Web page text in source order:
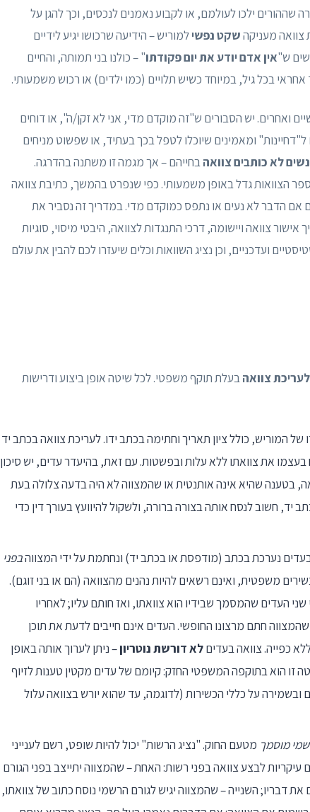
ילכו לעולמם, או לקבוע נאמנים לנכסים, וכך להגן על
צוואה מעניקהשקט נפשילמוריש – הידיעה שרכושו יגיע לידיים
ש"אין אדם יודע את יום פקודתו" – כולנו בני תמותה, והחיים
בכל גיל, במיוחד כשיש תלויים (כמו ילדים) או רכוש משמעותי.
ואחרים. יש הסבורים ש"זה מוקדם מדי, אני לא זקן/ה", או דוחים
ומאמינים שיוכלו לטפל בכך בעתיד, או שפשוט מניחים
לא כותבים צוואהבחייהם – אך מגמה זו משתנה בהדרגה.
הצוואות גדל באופן משמעותי. כפי שנפרט בהמשך, כתיבת צוואה
הדבר לא נעים או נתפס כמוקדם מדי. במדריך זה נסביר את
צוואה ויישומה, דרכי התנגדות לצוואה, היבטי מיסוי, סוגיות
ועדכניים, וכן נציג השוואות וכלים שיעזרו לכם להבין את עולם
צוואהבעלת תוקף משפטי. לכל שיטה אופן ביצוע ודרישות
המוריש, כולל ציון תאריך וחתימה בכתב ידו. לעריכת צוואה בכתב יד
בעצמו את צוואתו ללא עלות ובפשטות. עם זאת, בהיעדר עדים, יש סיכון
בטענה שהיא אינה אותנטית או שהמצווה לא היה בדעה צלולה בעת
חשוב לנסח אותה בצורה ברורה, ולשקול להיוועץ בעורך דין כדי
בעדים נערכת בכתב (מודפסת או בכתב יד) ונחתמת על ידי המצווהבפני
משפטית, ואינם רשאים להיות נהנים מהצוואה (הם או בני זוגם).
העדים שהמסמך שבידיו הוא צוואתו, ואז חותם עליו; לאחריו
חתם מרצונו החופשי. העדים אינם חייבים לדעת את תוכן
כפייה. צוואה בעדיםלא דורשת נוטריון– ניתן לערוך אותה באופן
זו הוא בתוקפה המשפטי החזק: קיומם של עדים מקטין טענות לזיוף
ובשמירה על כללי הכשירות (לדוגמה, עד שהוא יורש בצוואה עלול
מוסמך מטעם החוק. "נציג הרשות" יכול להיות שופט, רשם לענייני
עיקריות לבצע צוואה בפני רשות: האחת – שהמצווה יתייצב בפני הגורם
דבריו; השנייה – שהמצווה יגיש לגורם הרשמי נוסח כתוב של צוואתו,